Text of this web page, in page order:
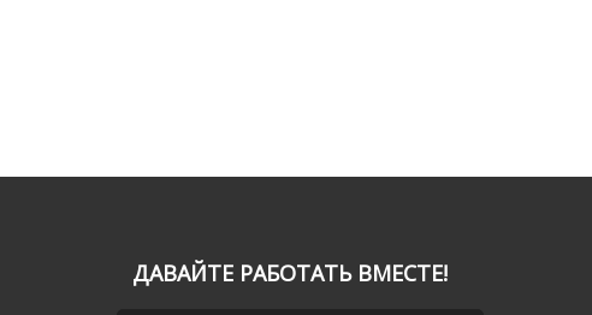
ДАВАЙТЕ РАБОТАТЬ ВМЕСТЕ!